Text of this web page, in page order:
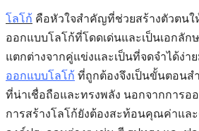
โลโก้ คือหัวใจสำคัญที่ช่วยสร้างตัวตนใ
ออกแบบโลโก้ที่โดดเด่นและเป็นเอกลั
แตกต่างจากคู่แข่งและเป็นที่จดจำได้ง่า
ออกแบบโลโก้ ที่ถูกต้องจึงเป็นขั้นตอนส
ที่น่าเชื่อถือและทรงพลัง นอกจากการอ
การสร้างโลโก้ยังต้องสะท้อนคุณค่าแล